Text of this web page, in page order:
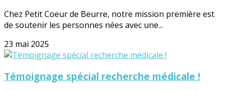
Chez Petit Coeur de Beurre, notre mission première est
de soutenir les personnes nées avec une...
23 mai 2025
Témoignage spécial recherche médicale !